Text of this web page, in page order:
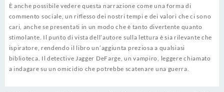
È anche possibile vedere questa narrazione come una forma di
commento sociale, un riflesso dei nostri tempi e dei valori che ci sono
cari, anche se presentati in un modo che è tanto divertente quanto
stimolante. Il punto di vista dell’autore sulla lettura è sia rilevante che
ispiratore, rendendo il libro un’aggiunta preziosa a qualsiasi
biblioteca. Il detective Jagger DeFarge, un vampiro, leggere chiamato
a indagare su un omicidio che potrebbe scatenare una guerra.